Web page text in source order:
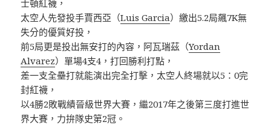
士頓紅襪，
太空人先發投手賈西亞（Luis Garcia）繳出5.2局飆7K無
失分的優質好投，
前5局更是投出無安打的內容，阿瓦瑞茲（Yordan
Alvarez）單場4支4，打回勝利打點，
差一支全壘打就能演出完全打擊，太空人終場就以5：0完
封紅襪，
以4勝2敗戰績晉級世界大賽，繼2017年之後第三度打進世
界大賽，力拚隊史第2冠。